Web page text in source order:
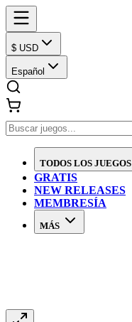
$ USD
Español
TODOS LOS JUEGOS
GRATIS
NEW RELEASES
MEMBRESÍA
MÁS